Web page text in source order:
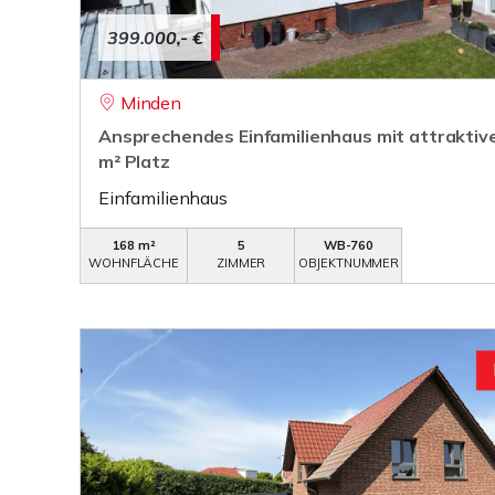
399.000,- €
Minden
Ansprechendes Einfamilienhaus mit
m² Platz
Einfamilienhaus
168 m²
WOHNFLÄCHE
5
ZIMMER
WB-760
OBJEKTNUMMER